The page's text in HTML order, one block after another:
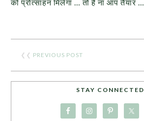
को प्रोत्साहन मिलेगा … तो है ना आप तैयार …
❮❮ PREVIOUS POST
STAY CONNECTED